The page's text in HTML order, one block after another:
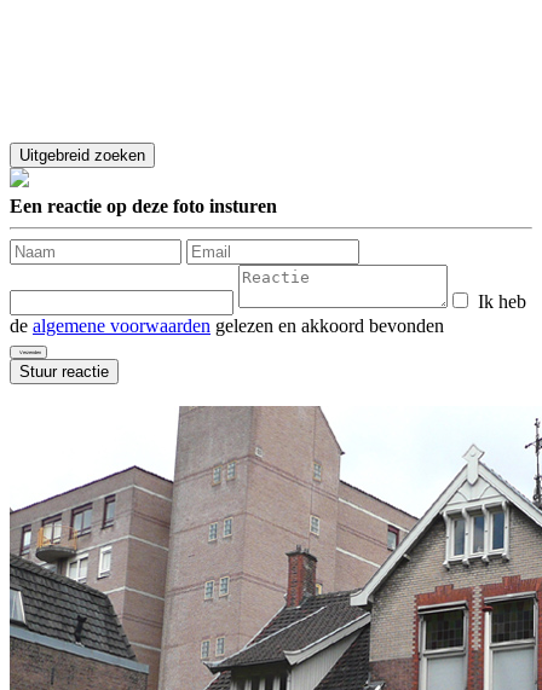
Een reactie op deze foto insturen
Ik heb
de algemene voorwaarden gelezen en akkoord bevonden